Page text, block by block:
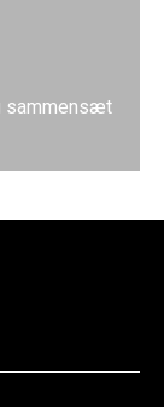
sammensæt